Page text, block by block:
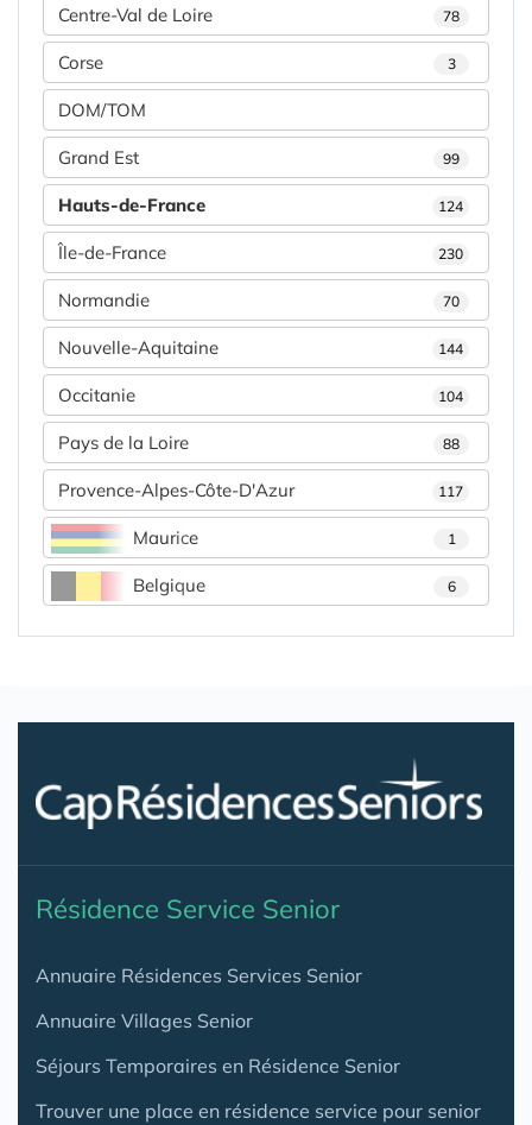
Centre-Val de Loire 78
Corse 3
DOM/TOM
Grand Est 99
Hauts-de-France 124
Île-de-France 230
Normandie 70
Nouvelle-Aquitaine 144
Occitanie 104
Pays de la Loire 88
Provence-Alpes-Côte-D'Azur 117
Maurice 1
Belgique 6
Résidence Service Senior
Annuaire Résidences Services Senior
Annuaire Villages Senior
Séjours Temporaires en Résidence Senior
Trouver une place en résidence service pour senior